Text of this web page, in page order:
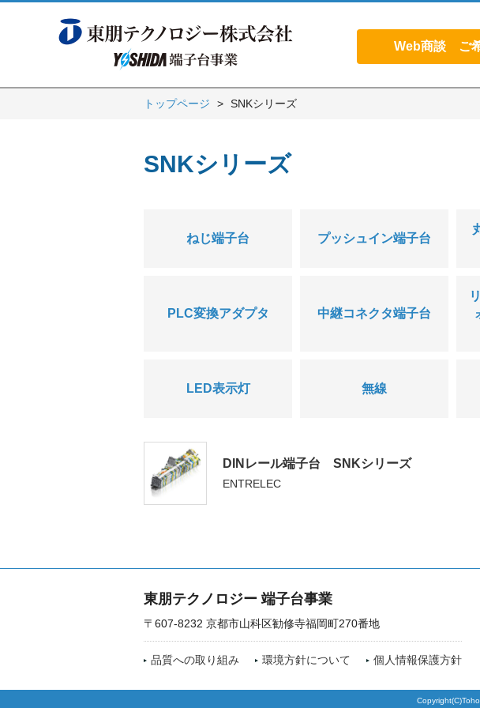
Web商談 ご
トップページ SNKシリーズ
SNKシリーズ
ねじ端子台 プッシュイン端子台
PLC変換アダプタ 中継コネクタ端子台
LED表示灯 無線
DINレール端子台 SNKシリーズ
ENTRELEC
東朋テクノロジー 端子台事業
〒607-8232 京都市山科区勧修寺福岡町270番地
品質への取り組み 環境方針について 個人情報保護方針